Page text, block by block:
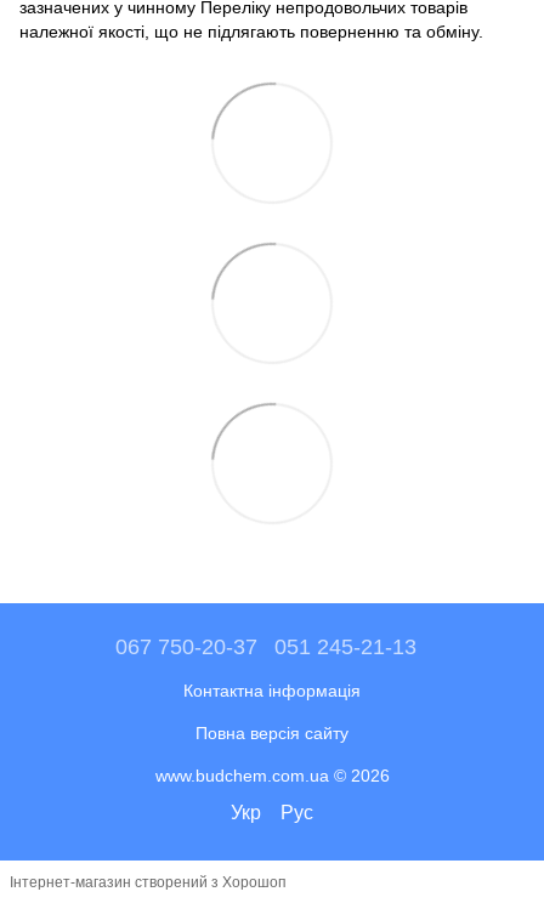
зазначених у чинному Переліку непродовольчих товарів
належної якості, що не підлягають поверненню та обміну.
067 750-20-37 051 245-21-13
Контактна інформація
Повна версія сайту
www.budchem.com.ua © 2026
Укр Рус
Інтернет-магазин створений з Хорошоп